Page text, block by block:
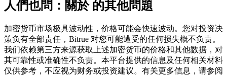
跟單
與頂尖交易專家同行
人們也問：關於 的其他問題
加密货币市场极具波动性，价格可能会快速波动。您对投资决
策负有全部责任，Bitrue 对您可能遭受的任何损失概不负责。
我们依赖第三方来源获取上述加密货币的价格和其他数据，对
其可靠性或准确性不负责。本平台提供的信息及任何相关材料
仅供参考，不应视为财务或投资建议。有关更多信息，请参阅